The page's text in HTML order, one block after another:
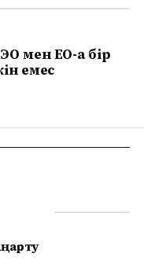
мен ЕО-ға бір
емес